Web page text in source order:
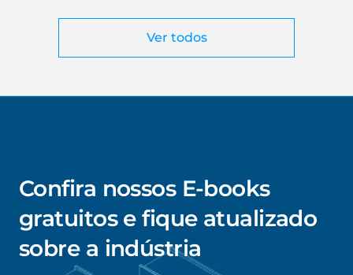
Ver todos
Confira nossos E-books
gratuitos e fique atualizado
sobre a indústria